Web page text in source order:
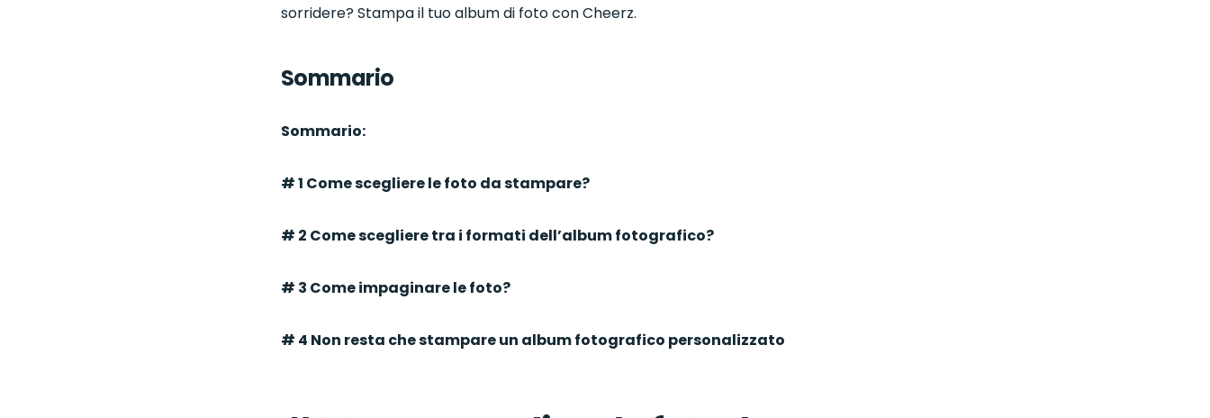
sorridere? Stampa il tuo album di foto con Cheerz.
Sommario
Sommario:
# 1 Come scegliere le foto da stampare?
# 2 Come scegliere tra i formati dell’album fotografico?
# 3 Come impaginare le foto?
# 4 Non resta che stampare un album fotografico personalizzato